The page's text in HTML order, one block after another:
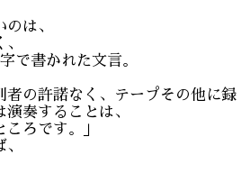
は、
で書かれた文言。
者の許諾なく、テープその他に録
奏することは、
ろです。」